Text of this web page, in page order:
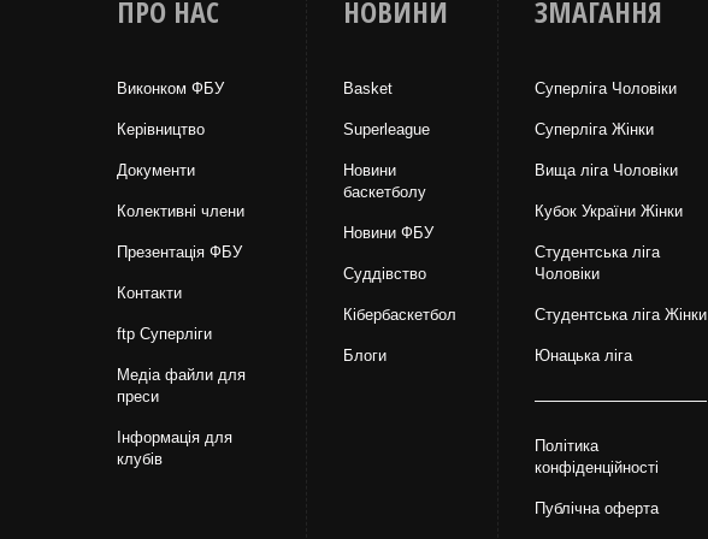
ПРО НАС
Виконком ФБУ
Керівництво
Документи
Колективні члени
Презентація ФБУ
Контакти
ftp Суперліги
Медіа файли для
преси
Інформація для
клубів
НОВИНИ
Basket
Superleague
Новини
баскетболу
Новини ФБУ
Суддівство
Кібербаскетбол
Блоги
ЗМАГАННЯ
Суперліга Чоловіки
Суперліга Жінки
Вища лiга Чоловіки
Кубок України Жінки
Студентська ліга
Чоловiки
Студентська ліга Жінки
Юнацька ліга
Політика
конфіденційності
Публічна оферта